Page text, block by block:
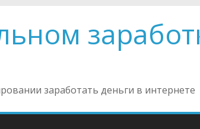
заработать деньги в интернете